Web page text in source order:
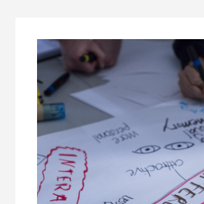
EVENTI
PUBBLICAZIONI
Chi Siamo Contatti